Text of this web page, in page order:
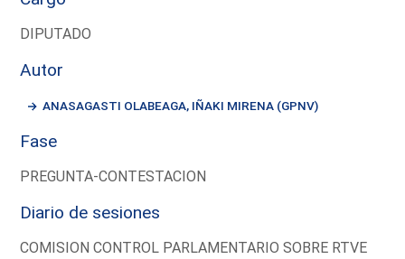
DIPUTADO
Autor
ANASAGASTI OLABEAGA, IÑAKI MIRENA (GPNV)
Fase
PREGUNTA-CONTESTACION
Diario de sesiones
COMISION CONTROL PARLAMENTARIO SOBRE RTVE